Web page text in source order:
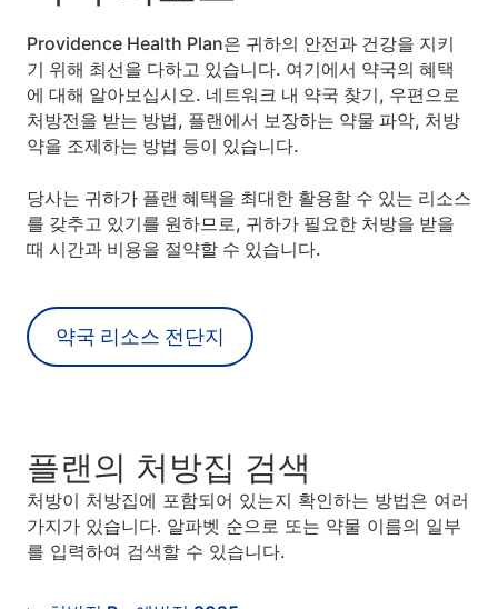
Providence Health Plan은 귀하의 안전과 건강을 지키
기 위해 최선을 다하고 있습니다. 여기에서 약국의 혜택
에 대해 알아보십시오. 네트워크 내 약국 찾기, 우편으로
처방전을 받는 방법, 플랜에서 보장하는 약물 파악, 처방
약을 조제하는 방법 등이 있습니다.
당사는 귀하가 플랜 혜택을 최대한 활용할 수 있는 리소스
를 갖추고 있기를 원하므로, 귀하가 필요한 처방을 받을
때 시간과 비용을 절약할 수 있습니다.
약국 리소스 전단지
플랜의 처방집 검색
처방이 처방집에 포함되어 있는지 확인하는 방법은 여러
가지가 있습니다. 알파벳 순으로 또는 약물 이름의 일부
를 입력하여 검색할 수 있습니다.